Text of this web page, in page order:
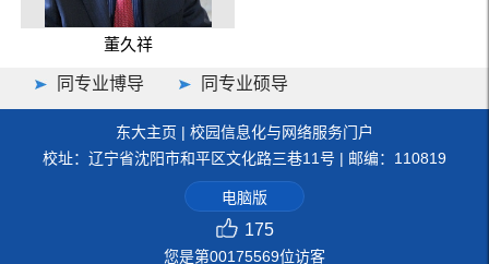
董久祥
同专业博导 同专业硕导
东大主页 | 校园信息化与网络服务门户
校址：辽宁省沈阳市和平区文化路三巷11号 | 邮编：110819
电脑版
175
您是第00175569位访客